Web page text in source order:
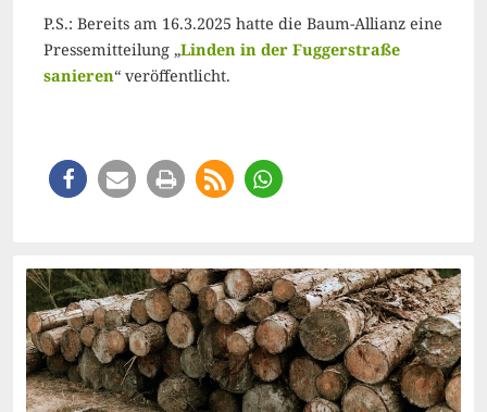
P.S.: Bereits am 16.3.2025 hatte die Baum-Allianz eine
Pressemitteilung „Linden in der Fuggerstraße
sanieren“ veröffentlicht.